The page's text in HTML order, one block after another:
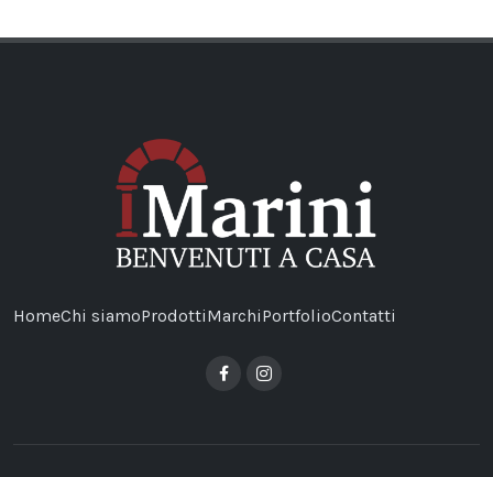
HomeChi siamoProdottiMarchiPortfolioContatti